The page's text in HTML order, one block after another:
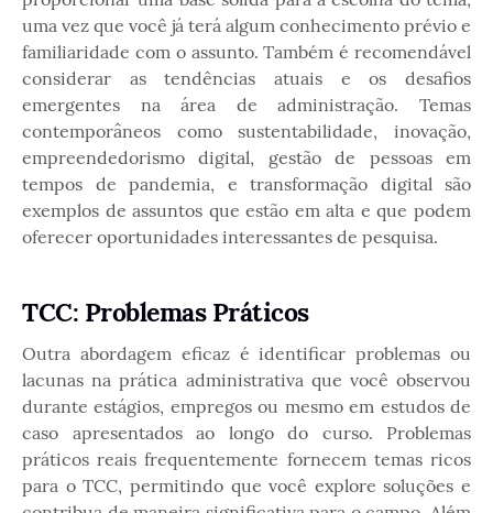
uma vez que você já terá algum conhecimento prévio e
familiaridade com o assunto. Também é recomendável
considerar as tendências atuais e os desafios
emergentes na área de administração. Temas
contemporâneos como sustentabilidade, inovação,
empreendedorismo digital, gestão de pessoas em
tempos de pandemia, e transformação digital são
exemplos de assuntos que estão em alta e que podem
oferecer oportunidades interessantes de pesquisa.
TCC: Problemas Práticos
Outra abordagem eficaz é identificar problemas ou
lacunas na prática administrativa que você observou
durante estágios, empregos ou mesmo em estudos de
caso apresentados ao longo do curso. Problemas
práticos reais frequentemente fornecem temas ricos
para o TCC, permitindo que você explore soluções e